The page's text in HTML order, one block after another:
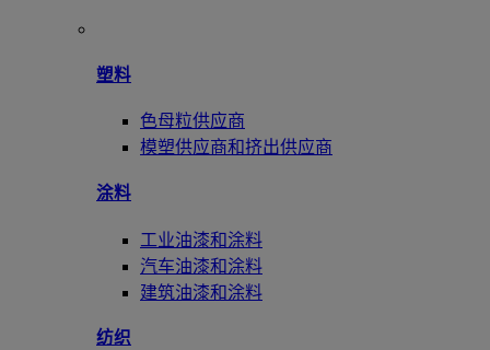
塑料
色母粒供应商
模塑供应商和挤出供应商
涂料
工业油漆和涂料
汽车油漆和涂料
建筑油漆和涂料
纺织